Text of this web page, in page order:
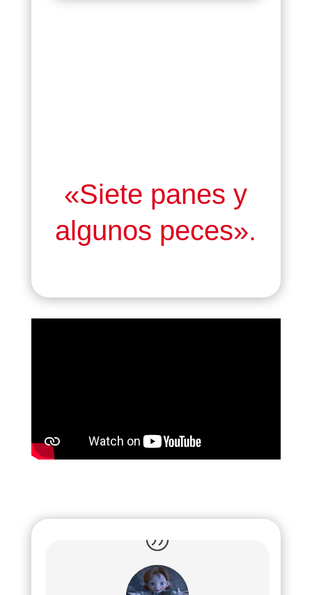
«Siete panes y
algunos peces».